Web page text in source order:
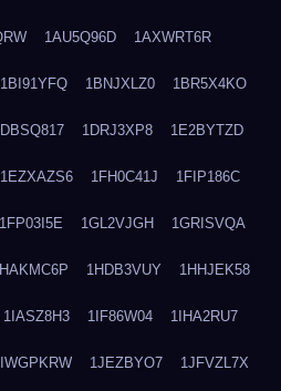
1AU5Q96D 1AXWRT6R
1BI91YFQ 1BNJXLZ0 1BR5X4KO
1DRJ3XP8 1E2BYTZD
1EZXAZS6 1FH0C41J 1FIP186C
1FP03I5E 1GL2VJGH 1GRISVQA
1HDB3VUY 1HHJEK58
1IASZ8H3 1IF86W04 1IHA2RU7
1JEZBYO7 1JFVZL7X